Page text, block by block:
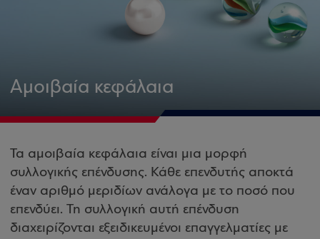
Αμοιβαία κεφάλαια
Τα αμοιβαία κεφάλαια είναι μια μορφή
συλλογικής επένδυσης. Κάθε επενδυτής αποκτά
έναν αριθμό μεριδίων ανάλογα με το ποσό που
επενδύει. Τη συλλογική αυτή επένδυση
διαχειρίζονται εξειδικευμένοι επαγγελματίες με